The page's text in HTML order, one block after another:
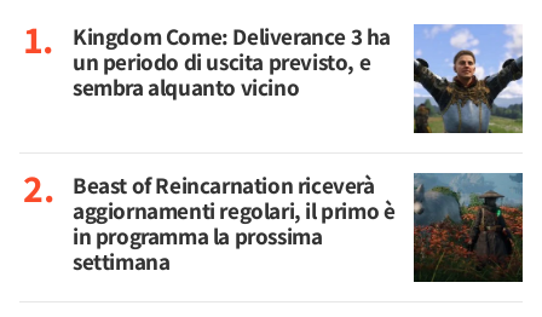
Kingdom Come: Deliverance 3 ha
un periodo di uscita previsto, e
sembra alquanto vicino
Beast of Reincarnation riceverà
aggiornamenti regolari, il primo è
in programma la prossima
settimana